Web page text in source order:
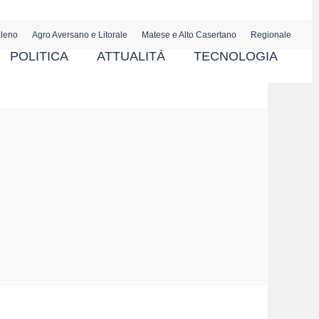
Agro Aversano e Litorale Matese e Alto Casertano Regionale
POLITICA ATTUALITÀ TECNOLOGIA